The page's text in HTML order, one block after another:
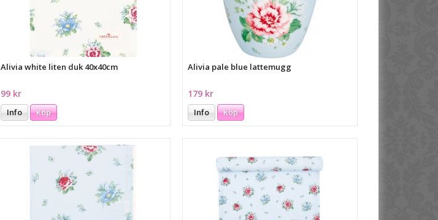
Alivia white liten duk 40x40cm
99 kr
Info Köp
Alivia pale blue lattemugg
179 kr
Info Köp